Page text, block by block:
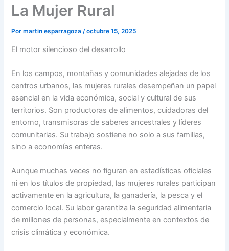
La Mujer Rural
Pormartin esparragoza/octubre 15, 2025
El motor silencioso del desarrollo
En los campos, montañas y comunidades alejadas de los
centros urbanos, las mujeres rurales desempeñan un papel
esencial en la vida económica, social y cultural de sus
territorios. Son productoras de alimentos, cuidadoras del
entorno, transmisoras de saberes ancestrales y líderes
comunitarias. Su trabajo sostiene no solo a sus familias,
sino a economías enteras.
Aunque muchas veces no figuran en estadísticas oficiales
ni en los títulos de propiedad, las mujeres rurales participan
activamente en la agricultura, la ganadería, la pesca y el
comercio local. Su labor garantiza la seguridad alimentaria
de millones de personas, especialmente en contextos de
crisis climática y económica.